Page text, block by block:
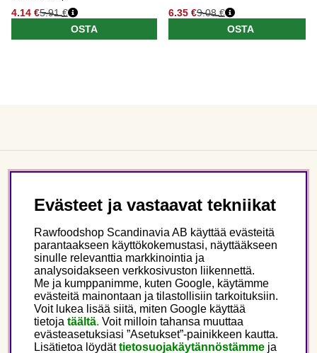
4.14 €5.91 €
OSTA
6.35 €9.08 €
OSTA
Seuraa meitä
Tämä on Rawfoodshop
Finland
Evästeet ja vastaavat tekniikat
Rawfoodshop Scandinavia AB käyttää evästeitä
parantaakseen käyttökokemustasi, näyttääkseen
sinulle relevanttia markkinointia ja
analysoidakseen verkkosivuston liikennettä.
Me ja kumppanimme, kuten Google, käytämme
evästeitä mainontaan ja tilastollisiin tarkoituksiin.
Voit lukea lisää siitä, miten Google käyttää
tietoja täältä. Voit milloin tahansa muuttaa
evästeasetuksiasi ”Asetukset”-painikkeen kautta.
Lisätietoa löydättietosuojakäytännöstämme ja